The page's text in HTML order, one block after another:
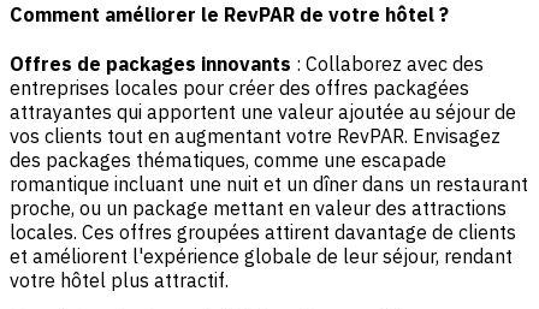
Comment améliorer le RevPAR de votre hôtel ?
Offres de packages innovants : Collaborez avec des
entreprises locales pour créer des offres packagées
attrayantes qui apportent une valeur ajoutée au séjour de
vos clients tout en augmentant votre RevPAR. Envisagez
des packages thématiques, comme une escapade
romantique incluant une nuit et un dîner dans un restaurant
proche, ou un package mettant en valeur des attractions
locales. Ces offres groupées attirent davantage de clients
et améliorent l'expérience globale de leur séjour, rendant
votre hôtel plus attractif.